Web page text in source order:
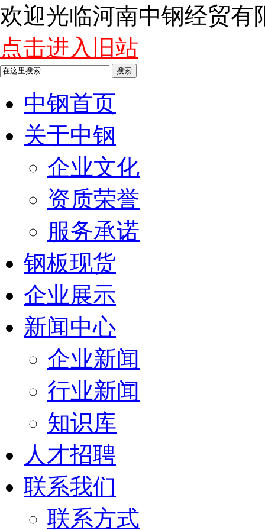
欢迎光临河南中钢经贸有
点击进入旧站
搜索
中钢首页
关于中钢
企业文化
资质荣誉
服务承诺
钢板现货
企业展示
新闻中心
企业新闻
行业新闻
知识库
人才招聘
联系我们
联系方式